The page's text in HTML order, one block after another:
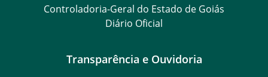
Controladoria-Geral do Estado de Goiás
Diário Oficial
Transparência e Ouvidoria